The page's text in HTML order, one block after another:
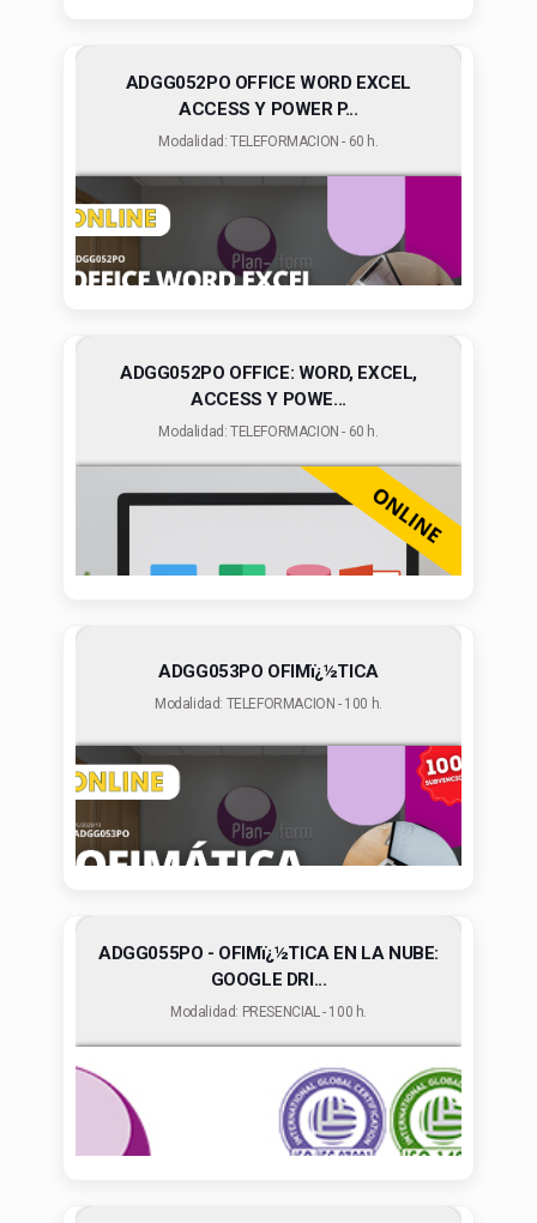
ADGG052PO OFFICE WORD EXCEL
ACCESS Y POWER P...
Modalidad: TELEFORMACION - 60 h.
ADGG052PO OFFICE: WORD, EXCEL,
ACCESS Y POWE...
Modalidad: TELEFORMACION - 60 h.
ADGG053PO OFIMï¿½TICA
Modalidad: TELEFORMACION - 100 h.
ADGG055PO - OFIMï¿½TICA EN LA NUBE:
GOOGLE DRI...
Modalidad: PRESENCIAL - 100 h.